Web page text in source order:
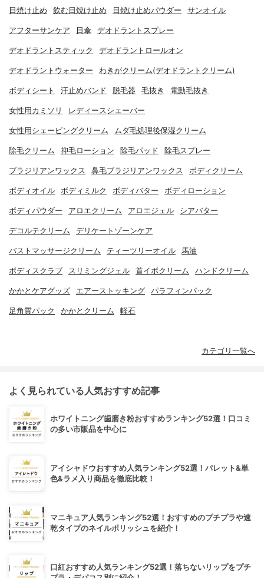
日焼け止め 飲む日焼け止め 日焼け止めパウダー サンオイル
アフターサンケア 日傘 デオドラントスプレー
デオドラントスティック デオドラントロールオン
デオドラントウォーター わきがクリーム(デオドラントクリーム)
ボディシート 汗止めバンド 脱毛器 毛抜き 電動毛抜き
女性用カミソリ レディースシェーバー
女性用シェービングクリーム ムダ毛処理後保湿クリーム
除毛クリーム 抑毛ローション 除毛パッド 除毛スプレー
ブラジリアンワックス 鼻毛ブラジリアンワックス ボディクリーム
ボディオイル ボディミルク ボディバター ボディローション
ボディパウダー アロエクリーム アロエジェル シアバター
デコルテクリーム デリケートゾーンケア
バストマッサージクリーム ティーツリーオイル 馬油
ボディスクラブ スリミングジェル 首イボクリーム ハンドクリーム
かかとケアグッズ エアーストッキング パラフィンパック
足角質パック かかとクリーム 軽石
カテゴリ一覧へ
よく見られている人気おすすめ記事
ホワイトニング歯磨き粉おすすめランキング52選！口コミ
の多い市販品を中心に
アイシャドウおすすめ人気ランキング52選！パレット&単
色&ラメ入り商品を徹底比較！
マニキュア人気ランキング52選！おすすめのプチプラや速
乾タイプのネイルポリッシュを紹介！
口紅おすすめ人気ランキング52選！落ちないリップをプチ